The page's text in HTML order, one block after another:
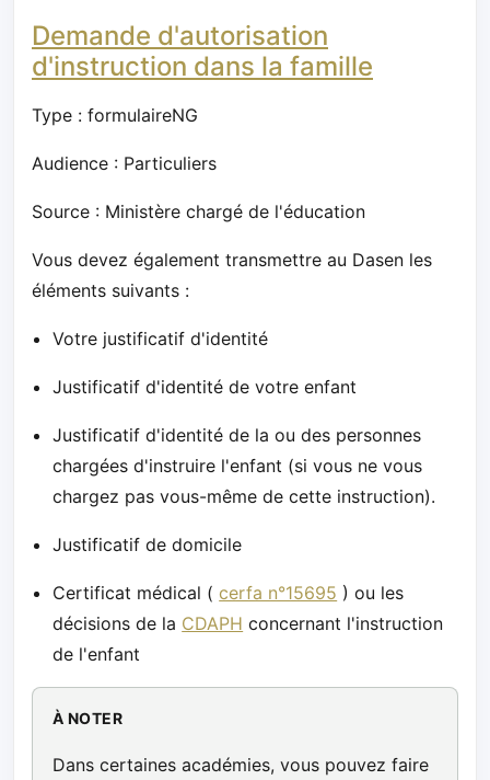
Demande d'autorisation
d'instruction dans la famille
Type : formulaireNG
Audience : Particuliers
Source : Ministère chargé de l'éducation
Vous devez également transmettre au Dasen les
éléments suivants :
Votre justificatif d'identité
Justificatif d'identité de votre enfant
Justificatif d'identité de la ou des personnes
chargées d'instruire l'enfant (si vous ne vous
chargez pas vous-même de cette instruction).
Justificatif de domicile
Certificat médical (cerfa n°15695 ) ou les
décisions de la CDAPH concernant l'instruction
de l'enfant
À NOTER
Dans certaines académies, vous pouvez faire